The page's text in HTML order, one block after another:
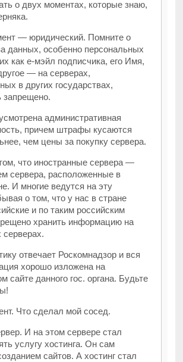
о двух моментах, которые знаю,
— юридический. Помните о
данных, особенно персональных
как е-мэйл подписчика, его Имя,
— на серверах,
в других государствах,
запрещено.
административная
причем штрафы кусаются
чем цены за покупку сервера.
что иностранные сервера —
сервера, расположенные в
И многие ведутся на эту
о том, что у нас в стране
и по таким российским
хранить информацию на
отвечает Роскомнадзор и вся
хорошо изложена на
сайте данного гос. органа. Будьте
Что сделал мой сосед.
И на этом сервере стал
услугу хостинга. Он сам
сайтов. А хостинг стал